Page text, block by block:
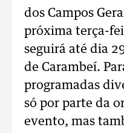
dos Campos
próxima terça-
seguirá até dia
de Carambeí.
programadas
só por parte da
evento, mas